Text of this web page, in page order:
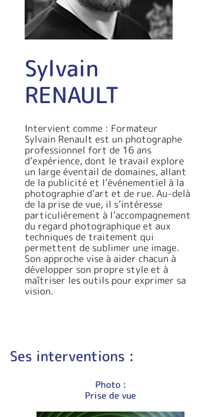
Sylvain
RENAULT
Intervient comme : Formateur
Sylvain Renault est un photographe
professionnel fort de 16 ans
d’expérience, dont le travail explore
un large éventail de domaines, allant
de la publicité et l’événementiel à la
photographie d’art et de rue. Au-delà
de la prise de vue, il s’intéresse
particulièrement à l’accompagnement
du regard photographique et aux
techniques de traitement qui
permettent de sublimer une image.
Son approche vise à aider chacun à
développer son propre style et à
maîtriser les outils pour exprimer sa
vision.
Ses interventions :
Photo :
Prise de vue